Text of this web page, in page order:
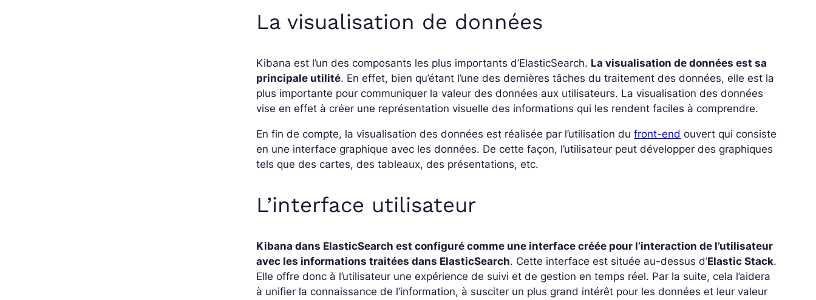
La visualisation de données
Kibana est l’un des composants les plus importants d’ElasticSearch. La visualisation de données est sa
principale utilité. En effet, bien qu’étant l’une des dernières tâches du traitement des données, elle est la
plus importante pour communiquer la valeur des données aux utilisateurs. La visualisation des données
vise en effet à créer une représentation visuelle des informations qui les rendent faciles à comprendre.
En fin de compte, la visualisation des données est réalisée par l’utilisation dufront-end ouvert qui consiste
en une interface graphique avec les données. De cette façon, l’utilisateur peut développer des graphiques
tels que des cartes, des tableaux, des présentations, etc.
L’interface utilisateur
Kibana dans ElasticSearch est configuré comme une interface créée pour l’interaction de l’utilisateur
avec les informations traitées dans ElasticSearch. Cette interface est située au-dessus d’Elastic Stack.
Elle offre donc à l’utilisateur une expérience de suivi et de gestion en temps réel. Par la suite, cela l’aidera
à unifier la connaissance de l’information, à susciter un plus grand intérêt pour les données et leur valeur